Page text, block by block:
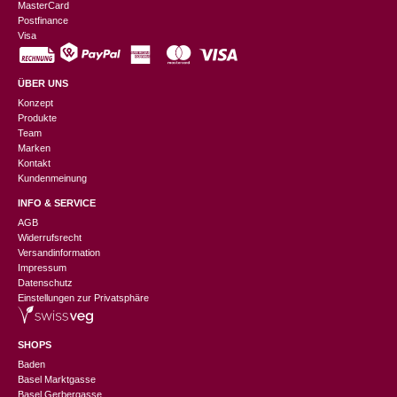
MasterCard
Postfinance
Visa
ÜBER UNS
Konzept
Produkte
Team
Marken
Kontakt
Kundenmeinung
INFO & SERVICE
AGB
Widerrufsrecht
Versandinformation
Impressum
Datenschutz
Einstellungen zur Privatsphäre
SHOPS
Baden
Basel Marktgasse
Basel Gerbergasse